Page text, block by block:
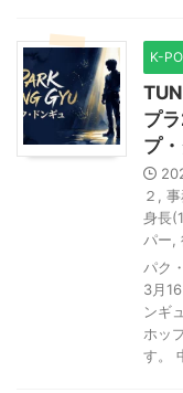
K-
プ
プ
２
身長
パー
パク
3月
ンギ
ホッ
す。